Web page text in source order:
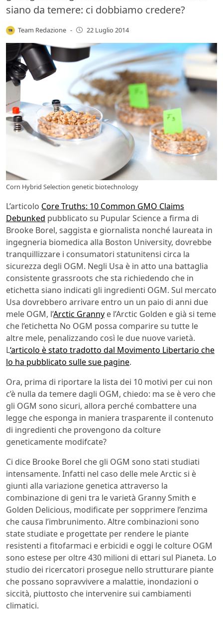
siano da temere: ci dobbiamo credere?
Team Redazione - 22 Luglio 2014
Corn Hybrid Selection genetic biotechnology
L’articolo Core Truths: 10 Common GMO Claims
Debunked pubblicato su Pupular Science a firma di
Brooke Borel, saggista e giornalista nonché laureata in
ingegneria biomedica alla Boston University, dovrebbe
tranquillizzare i consumatori statunitensi circa la
sicurezza degli OGM. Negli Usa è in atto una battaglia
consistente grassroots che sta richiedendo che in
etichetta siano indicati gli ingredienti OGM. Sul mercato
Usa dovrebbero arrivare entro un un paio di anni due
mele OGM, l’Arctic Granny e l’Arctic Golden e già si teme
che l’etichetta No OGM possa comparire su tutte le
altre mele, penalizzando così le due nuove varietà.
L‘articolo è stato tradotto dal Movimento Libertario che
lo ha pubblicato sulle sue pagine.
Ora, prima di riportare la lista dei 10 motivi per cui non
c’è nulla da temere dagli OGM, chiedo: ma se è vero che
gli OGM sono sicuri, allora perché combattere una
legge che esponga in maniera trasparente il contenuto
di ingredienti che provengono da colture
geneticamente modifcate?
Ci dice Brooke Borel che gli OGM sono stati studiati
intensamente. Infatti nel caso delle mele Arctic si è
giunti alla variazione genetica attraverso la
combinazione di geni tra le varietà Granny Smith e
Golden Delicious, modificate per sopprimere l’enzima
che causa l’imbrunimento. Altre combinazioni sono
state studiate e progettate per rendere le piante
resistenti a fitofarmaci e erbicidi e oggi le colture OGM
sono estese per oltre 430 milioni di ettari sul Pianeta. Lo
studio dei ricercatori prosegue nello strutturare piante
che possano sopravvivere a malattie, inondazioni o
siccità, piuttosto che intervenire sui cambiamenti
climatici.